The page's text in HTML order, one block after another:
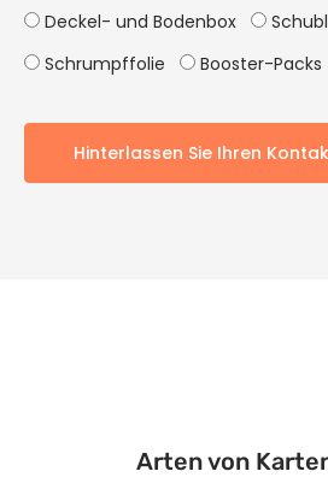
Deckel- und Bodenbox
Schrumpffolie
Booster-Packs
Hinterlassen Sie Ihren
Arten von